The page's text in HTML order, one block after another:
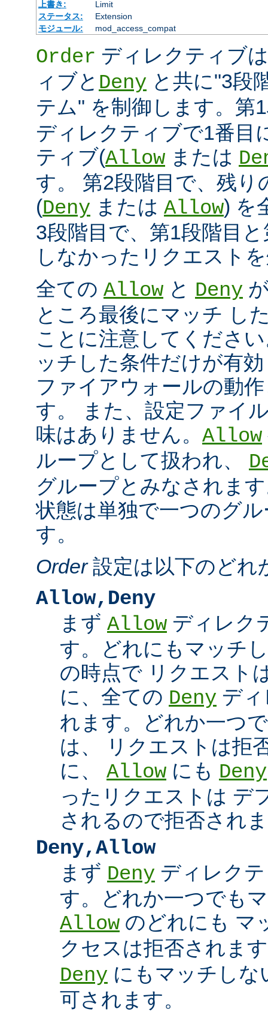
上書き:
Limit
ステータス:
Extension
モジュール:
mod_access_compat
Order ディレクティブ
ィブと Deny と共に"3段
テム" を制御します。第
ディレクティブで1番目
ティブ(Allow または
す。 第2段階目で、残り
(Deny または Allow) を
3段階目で、第1段階目
しなかったリクエスト
全ての Allow と Deny
ところ最後にマッチ し
ことに注意してくださ
ッチした条件だけが有
ファイアウォールの動
す。 また、設定ファイ
味はありません。 Allow
ループとして扱われ、
グループとみなされま
状態は単独で一つのグ
す。
Order設定は以下のどれ
Allow,Deny
まず Allow ディレク
す。どれにもマッチ
の時点で リクエスト
に、全ての Deny デ
れます。どれか一つ
は、 リクエストは拒
に、 Allow にも Deny
ったリクエストは デ
されるので拒否され
Deny,Allow
まず Deny ディレク
す。どれか一つでも
Allow のどれにも マ
クセスは拒否されま
Deny にもマッチしな
可されます。